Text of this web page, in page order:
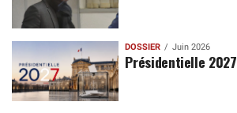
DOSSIER Juin 2026
Présidentielle 2027